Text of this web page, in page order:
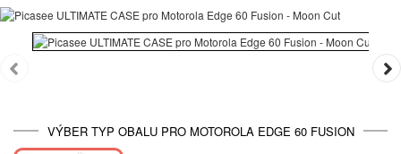
VÝBER TYP OBALU PRO MOTOROLA EDGE 60 FUSION